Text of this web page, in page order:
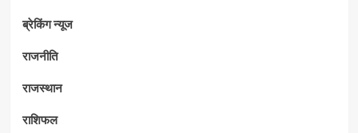
ब्रेकिंग न्यूज
राजनीति
राजस्थान
राशिफल